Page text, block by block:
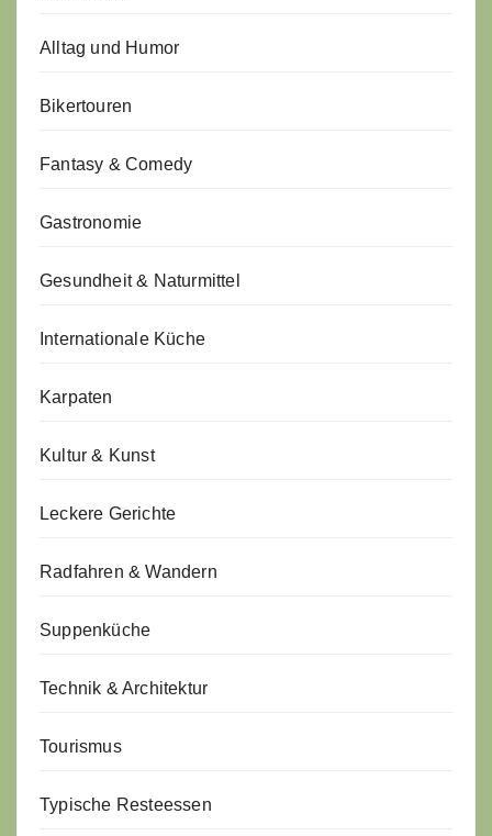
Alltag und Humor
Bikertouren
Fantasy & Comedy
Gastronomie
Gesundheit & Naturmittel
Internationale Küche
Karpaten
Kultur & Kunst
Leckere Gerichte
Radfahren & Wandern
Suppenküche
Technik & Architektur
Tourismus
Typische Resteessen